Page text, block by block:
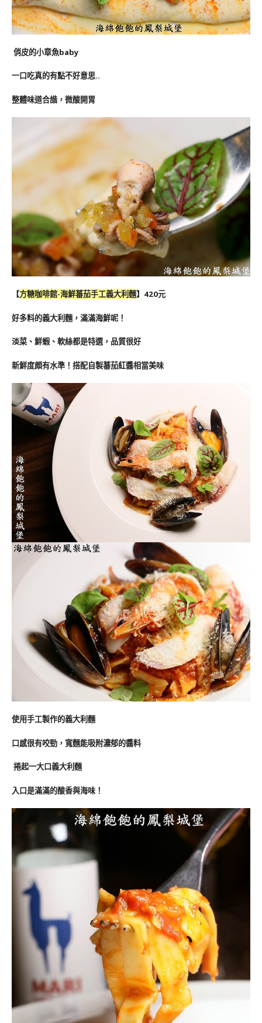
俏皮的小章魚baby
一口吃真的有點不好意思..
整體味道合諧，微酸開胃
【方糖咖啡館-海鮮蕃茄手工義大利麵】420元
好多料的義大利麵，滿滿海鮮呢！
淡菜、鮮蝦、軟絲都是特選，品質很好
新鮮度頗有水準！搭配自製蕃茄紅醬相當美味
使用手工製作的義大利麵
口感很有咬勁，寬麵能吸附濃郁的醬料
捲起一大口義大利麵
入口是滿滿的酸香與海味！